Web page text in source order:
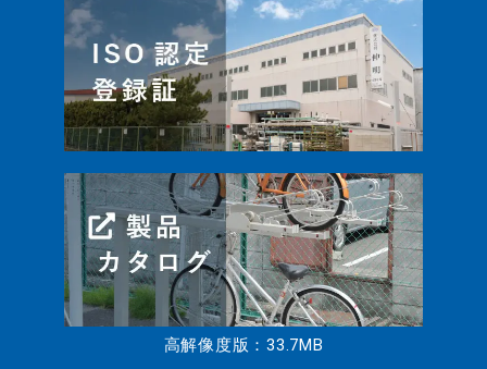
高解像度版：33.7MB